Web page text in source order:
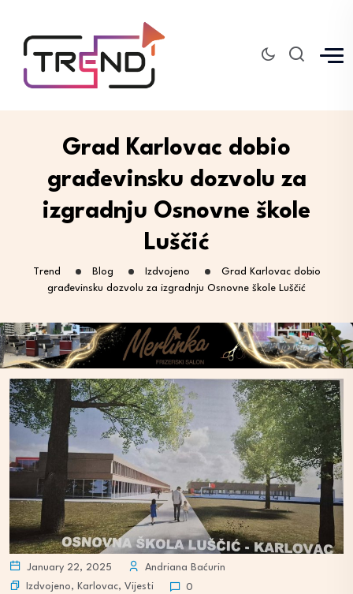
Grad Karlovac dobio
građevinsku dozvolu za
izgradnju Osnovne škole
Luščić
Trend Blog Izdvojeno
Grad Karlovac dobio
građevinsku dozvolu za izgradnju Osnovne škole Luščić
January 22, 2025
Andriana Baćurin
Izdvojeno, Karlovac, Vijesti 0